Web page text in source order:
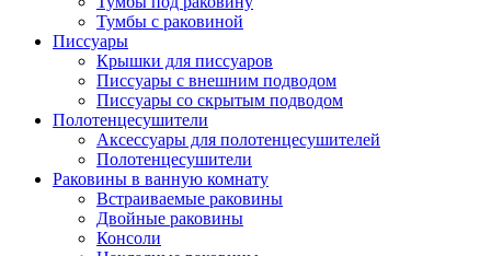
Тумбы с раковиной
Писсуары
Крышки для писсуаров
Писсуары с внешним подводом
Писсуары со скрытым подводом
Полотенцесушители
Аксессуары для полотенцесушителей
Полотенцесушители
Раковины в ванную комнату
Встраиваемые раковины
Двойные раковины
Консоли